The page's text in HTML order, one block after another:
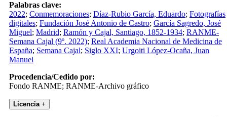
Palabras clave:
2022; Conmemoraciones; Díaz-Rubio García, Eduardo; Fotografías
digitales; Fundación José Antonio de Castro; García Sagredo, José
Miguel; Madrid; Ramón y Cajal, Santiago, 1852-1934; RANME-
Semana Cajal (9º. 2022); Real Academia Nacional de Medicina de
España; Semana Cajal; Siglo XXI; Urgoiti López-Ocaña, Juan
Manuel
Procedencia/Cedido por:
Fondo RANME; RANME-Archivo gráfico
Licencia +